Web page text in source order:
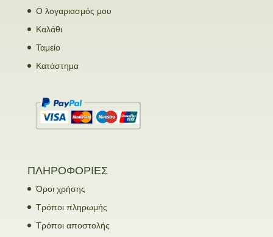
Ο λογαριασμός μου
Καλάθι
Ταμείο
Κατάστημα
ΠΛΗΡΟΦΟΡΙΕΣ
Όροι χρήσης
Τρόποι πληρωμής
Τρόποι αποστολής